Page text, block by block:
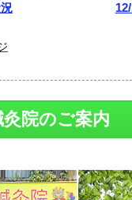
院のご案内